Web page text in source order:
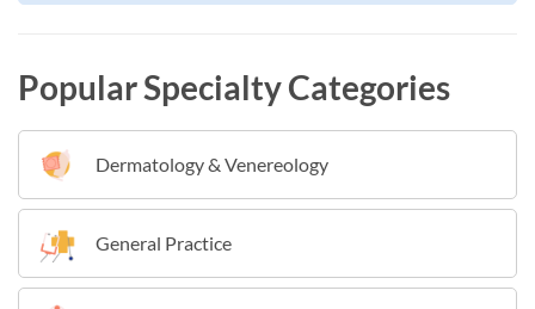
Popular Specialty Categories
Dermatology & Venereology
General Practice